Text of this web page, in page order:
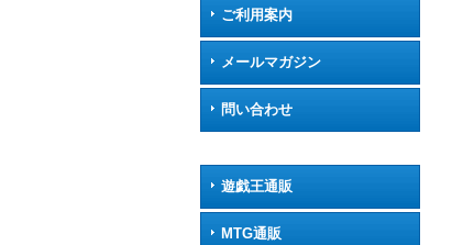
ご利用案内
メールマガジン
問い合わせ
遊戯王通販
MTG通販